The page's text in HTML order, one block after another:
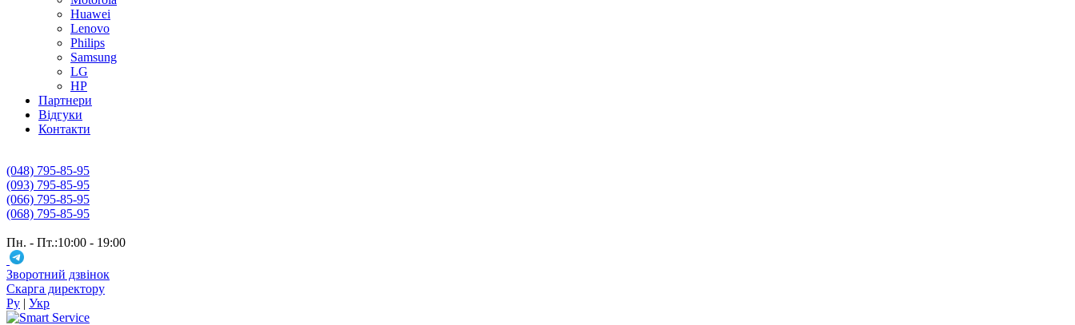
Huawei
Lenovo
Philips
Samsung
LG
HP
Партнери
Вiдгуки
Контакти
(048) 795-85-95
(093) 795-85-95
(066) 795-85-95
(068) 795-85-95
Пн. - Пт.:10:00 - 19:00
Зворотний дзвінок
Скарга директору
Ру | Укр